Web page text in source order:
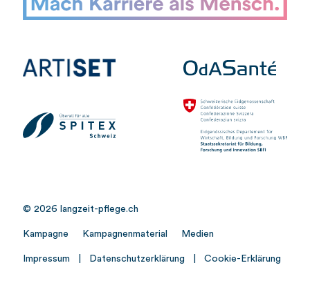
© 2026 langzeit-pflege.ch
Kampagne Kampagnenmaterial Medien
Impressum Datenschutzerklärung Cookie-Erklärung